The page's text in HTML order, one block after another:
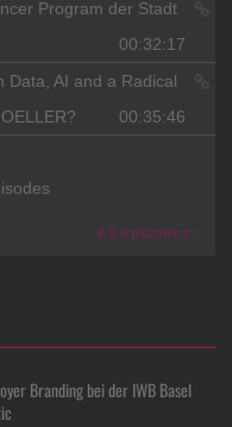
Branding bei der IWB Basel